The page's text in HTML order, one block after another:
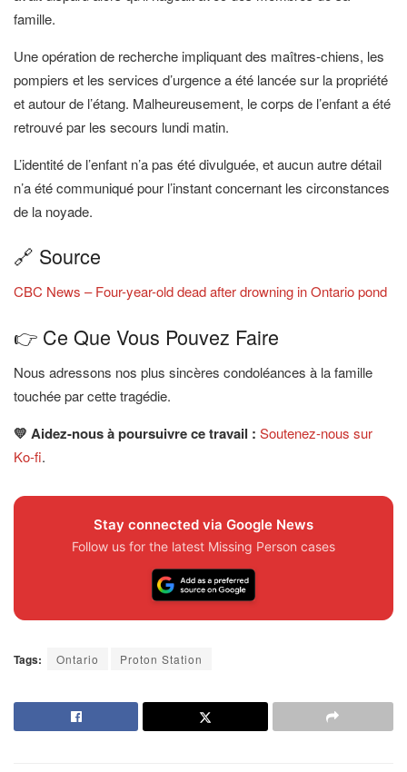
famille.
Une opération de recherche impliquant des maîtres-chiens, les
pompiers et les services d’urgence a été lancée sur la propriété
et autour de l’étang. Malheureusement, le corps de l’enfant a été
retrouvé par les secours lundi matin.
L’identité de l’enfant n’a pas été divulguée, et aucun autre détail
n’a été communiqué pour l’instant concernant les circonstances
de la noyade.
🔗 Source
CBC News – Four-year-old dead after drowning in Ontario pond
👉 Ce Que Vous Pouvez Faire
Nous adressons nos plus sincères condoléances à la famille
touchée par cette tragédie.
💛 Aidez-nous à poursuivre ce travail : Soutenez-nous sur
Ko-fi.
Stay connected via Google News
Follow us for the latest Missing Person cases
Tags: Ontario Proton Station